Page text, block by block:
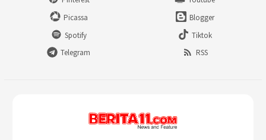
Picassa
Blogger
Spotify
Tiktok
Telegram
RSS